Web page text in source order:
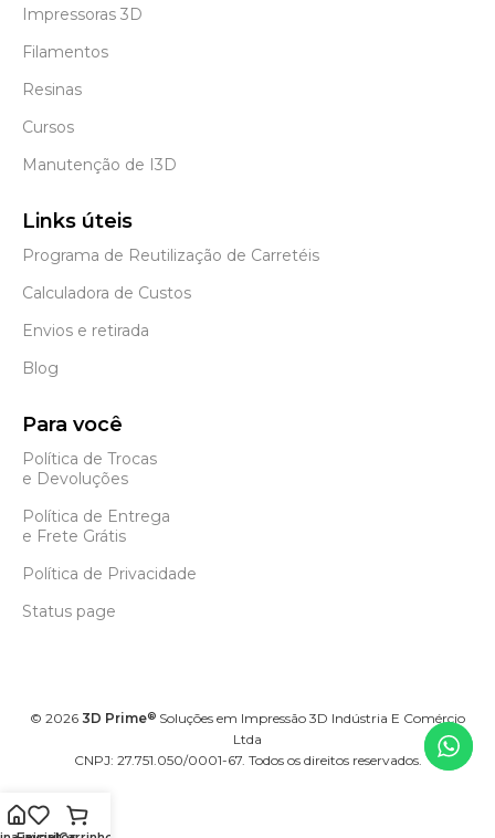
Impressoras 3D
Filamentos
Resinas
Cursos
Manutenção de I3D
Links úteis
Programa de Reutilização de Carretéis
Calculadora de Custos
Envios e retirada
Blog
Para você
Política de Trocas
e Devoluções
Política de Entrega
e Frete Grátis
Política de Privacidade
Status page
© 2026 3D Prime® Soluções em Impressão 3D Indústria E Comércio
Ltda
CNPJ: 27.751.050/0001-67. Todos os direitos reservados.